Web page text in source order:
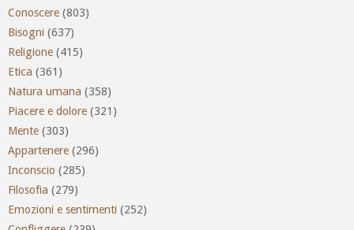
Conoscere (803)
Bisogni (637)
Religione (415)
Etica (361)
Natura umana (358)
Piacere e dolore (321)
Mente (303)
Appartenere (296)
Inconscio (285)
Filosofia (279)
Emozioni e sentimenti (252)